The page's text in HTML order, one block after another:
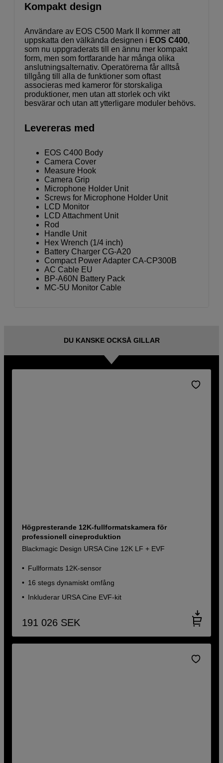
Kompakt design
Användare av EOS C500 Mark II kommer att
uppskatta den välkända designen i EOS C400,
som nu uppgraderats till en ännu mer kompakt
form, men som fortfarande har många olika
anslutningsalternativ. Operatörerna får alltså
tillgång till alla de funktioner som oftast
associeras med kameror för storskaliga
produktioner, men utan att storlek och vikt
besvärar och utan att ytterligare moduler behövs.
Levereras med
EOS C400 Body
Camera Cover
Measure Hook
Camera Grip
Microphone Holder Unit
Screws for Microphone Holder Unit
LCD Monitor
LCD Attachment Unit
Rod
Handle Unit
Hex Wrench (1/4 inch)
Battery Charger CG-A20
Compact Power Adapter CA-CP300B
AC Cable EU
BP-A60N Battery Pack
MC-5U Monitor Cable
DU KANSKE OCKSÅ GILLAR
Högpresterande 12K-fullformatskamera för
professionell cineproduktion
Blackmagic Design URSA Cine 12K LF + EVF
Fullformats 12K-sensor
16 stegs dynamiskt omfång
Inkluderar URSA Cine EVF-kit
191 026 SEK